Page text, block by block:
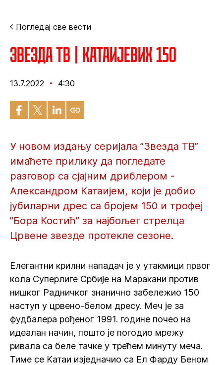
Погледај све вести
Звезда ТВ | Катаијевих 150
13.7.2022 4:30
У новом издању серијала ”Звезда ТВ”
имаћете прилику да погледате
разговор са сјајним дриблером -
Александром Катаијем, који је добио
јубиларни дрес са бројем 150 и трофеј
”Бора Костић” за најбољег стрелца
Црвене звезде протекле сезоне.
Елегантни крилни нападач је у утакмици првог
кола Суперлиге Србије на Маракани против
нишког Радничког знанично забележио 150
наступ у црвено-белом дресу. Меч је за
фудбалера рођеног 1991. године почео на
идеалан начин, пошто је погодио мрежу
ривала са беле тачке у трећем минуту меча.
Тиме се Катаи изједначио са Ел Фарду Беном